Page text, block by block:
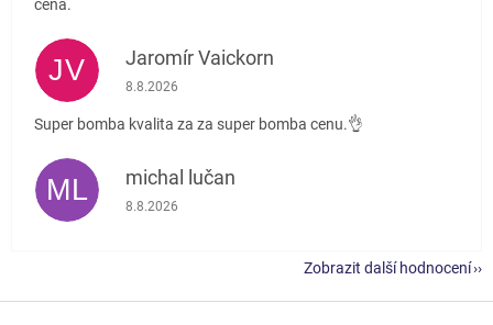
cena.
JV Jaromír Vaickorn
Hodnocení obchodu je 5 z 5 hvězdiček.
8.8.2026
Super bomba kvalita za za super bomba cenu.👌
ML michal lučan
Hodnocení obchodu je 5 z 5 hvězdiček.
8.8.2026
Zobrazit další hodnocení